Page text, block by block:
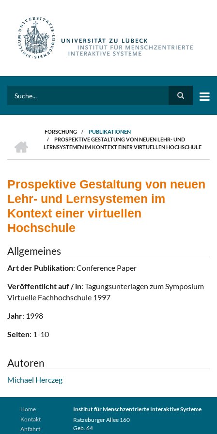
PFADNAVIGATION
FORSCHUNG / PUBLIKATIONEN
/
PROSPEKTIVE GESTALTUNG VON NEUEN LEHR- UND
LERNSYSTEMEN IM KONTEXT EINER VIRTUELLEN HOCHSCHULE
Prospektive Gestaltung von neuen
Lehr- und Lernsystemen im
Kontext einer virtuellen
Hochschule
Allgemeines
Art der Publikation: Conference Paper
Veröffentlicht auf / in: Tagungsunterlagen zum Symposium
Virtuelle Fachhochschule 1997
Jahr: 1998
Seiten: 1-10
Autoren
Michael Herczeg
Home
Kontakt
Anfahrt
Institut für Menschzentrierte Interaktive Systeme
Ratzeburger Allee 160
Geb. 64